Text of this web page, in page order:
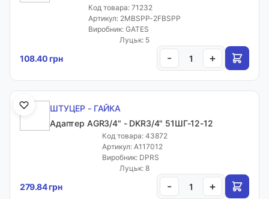
Код товара: 71232
Артикул: 2MBSPP-2FBSPP
Виробник: GATES
Луцьк: 5
108.40 грн - +
ШТУЦЕР - ГАЙКА
Адаптер AGR3/4" - DKR3/4" 51ШГ-12-12
Код товара: 43872
Артикул: A117012
Виробник: DPRS
Луцьк: 8
279.84 грн - +